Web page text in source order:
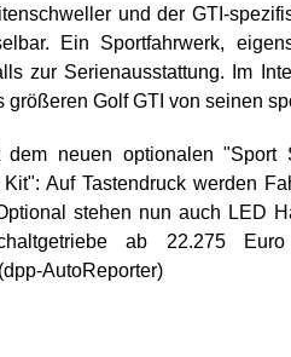
und der GTI-
Ein Sportfahrwerk,
zur Serienausstattung. Im
Golf GTI von seinen
neuen optionalen "Sport
Auf Tastendruck werden
stehen nun auch LED
ab 22.275
AutoReporter)